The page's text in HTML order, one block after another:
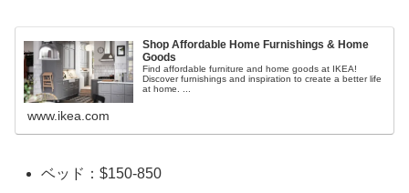
Shop Affordable Home Furnishings & Home
Goods
Find affordable furniture and home goods at IKEA!
Discover furnishings and inspiration to create a better life
at home. ...
www.ikea.com
ベッド：$150-850